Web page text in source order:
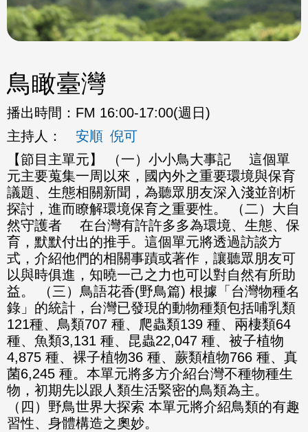
鳥瞰臺灣
播出時間： FM 16:00-17:00(週日)
主持人：
安順 倪可
【節目主單元】 （一）小小鳥大事記 這個單
元主要蒐集一周以來，國內外之重要環境與保育
議題、生態相關新聞，為聽眾朋友深入淺並剖析
探討，進而瞭解環境保育之重要性。 （二）大自
然守護者 在台灣有許許多多為環境、生態、保
育，默默付出的推手。這個單元將透過訪談方
式，介紹他們的相關事蹟或著作，讓聽眾朋友可
以與時俱進，知曉一己之力也可以對自然有所助
益。 （三）鳥語花香(野鳥篇) 根據「台灣物種名
錄」的統計，台灣已發現的動物種類包括哺乳類
121種、鳥類707 種、爬蟲類139 種、兩棲類64
種、魚類3,131 種、昆蟲22,047 種、被子植物
4,875 種、裸子植物36 種、蕨類植物766 種、真
菌6,245 種。本單元將多方介紹台灣不種物種生
物，初期先以跟人類生活緊密的鳥類為主。
（四）野鳥世界大探索 本單元將介紹鳥類的有趣
習性、身體構造之奧妙。